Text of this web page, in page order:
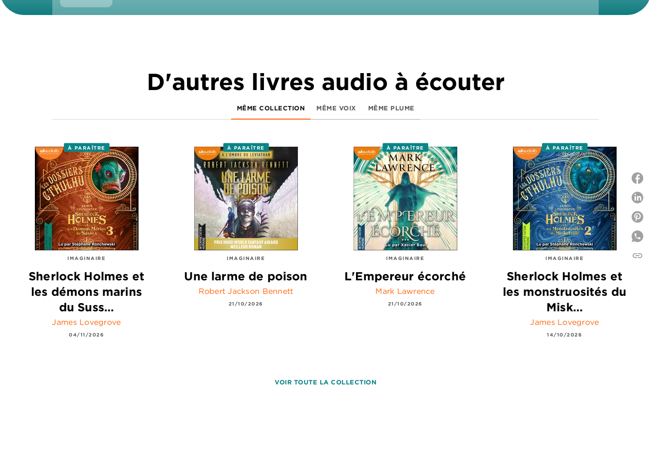
D'autres livres audio à écouter
MÊME COLLECTION MÊME VOIX MÊME PLUME
À PARAÎTRE
IMAGINAIRE
Sherlock Holmes et
les démons marins
du Suss…
James Lovegrove
04/11/2026
À PARAÎTRE
IMAGINAIRE
Une larme de poison
Robert Jackson Bennett
21/10/2026
À PARAÎTRE
IMAGINAIRE
L'Empereur écorché
Mark Lawrence
21/10/2026
À PARAÎTRE
IMAGINAIRE
Sherlock Holmes et
les monstruosités du
Misk…
James Lovegrove
14/10/2026
VOIR TOUTE LA COLLECTION
link